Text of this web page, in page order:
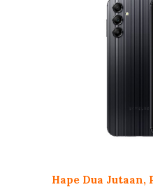
Hape Dua Jutaan,